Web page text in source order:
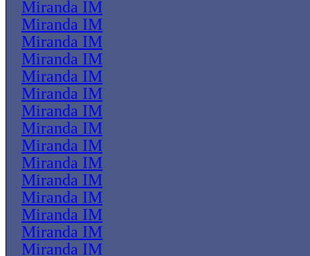
Miranda IM
Miranda IM
Miranda IM
Miranda IM
Miranda IM
Miranda IM
Miranda IM
Miranda IM
Miranda IM
Miranda IM
Miranda IM
Miranda IM
Miranda IM
Miranda IM
Miranda IM